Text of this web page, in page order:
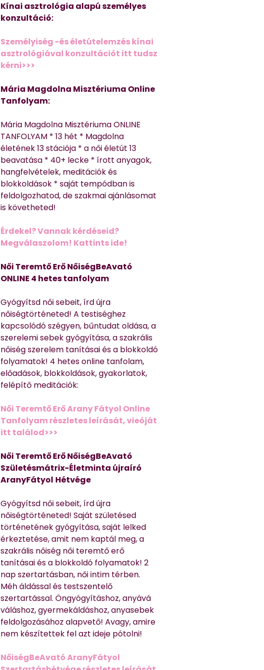
Kínai asztrológia alapú személyes
konzultáció:
Személyiség -és életútelemzés kínai
asztrológiával konzultációt itt tudsz
kérni>>>
Mária Magdolna Misztériuma Online
Tanfolyam:
Mária Magdolna Misztériuma ONLINE
TANFOLYAM * 13 hét * Magdolna
életének 13 stációja * a női életút 13
beavatása * 40+ lecke * írott anyagok,
hangfelvételek, meditációk és
blokkoldások * saját tempódban is
feldolgozhatod, de szakmai ajánlásomat
is követheted!
Érdekel? Vannak kérdéseid?
Megválaszolom! Kattints ide!
Női Teremtő Erő NőiségBeAvató
ONLINE 4 hetes tanfolyam
Gyógyítsd női sebeit, írd újra
nőiségtörténeted! A testiséghez
kapcsolódó szégyen, bűntudat oldása, a
szerelemi sebek gyógyítása, a szakrális
nőiség szerelem tanításai és a blokkoldó
folyamatok! 4 hetes online tanfolam,
előadások, blokkoldások, gyakorlatok,
felépítő meditációk:
Női Teremtő Erő Arany Fátyol Online
Tanfolyam részletes leírását, vieóját
itt találod>>>
Női Teremtő Erő NőiségBeAvató
Születésmátrix-Életminta újraíró
AranyFátyol Hétvége
Gyógyítsd női sebeit, írd újra
nőiségtörténeted! Saját születésed
történetének gyógyítása, saját lelked
érkeztetése, amit nem kaptál meg, a
szakrális nőiség női teremtő erő
tanításai és a blokkoldó folyamatok! 2
nap szertartásban, női intim térben.
Méh áldással és testszentelő
szertartással. Öngyógyításhoz, anyává
váláshoz, gyermekáldáshoz, anyasebek
feldolgozásához alapvető! Avagy, amire
nem készítettek fel azt ideje pótolni!
NőiségBeAvató AranyFátyol